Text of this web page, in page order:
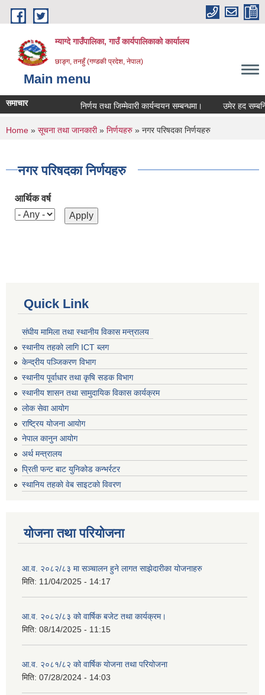
Skip to main content
म्याग्दे गाउँपालिका, गाउँ कार्यपालिकाको कार्यालय
छाङ्ग, तनहुँ (गण्डकी प्रदेश, नेपाल)
Main menu
समाचार निर्णय तथा जिम्मेवारी कार्यन्वयन सम्बन्धमा। उमेर हद सम्बन्धि
You are here
Home » सूचना तथा जानकारी» निर्णयहरु » नगर परिषदका निर्णयहरु
नगर परिषदका निर्णयहरु
आर्थिक वर्ष
Quick Link
संघीय मामिला तथा स्थानीय विकास मन्त्रालय
स्थानीय तहको लागि ICT ब्लग
केन्द्रीय पञ्जिकरण विभाग
स्थानीय पूर्वाधार तथा कृषि सडक विभाग
स्थानीय शासन तथा सामुदायिक विकास कार्यक्रम
लोक सेवा आयोग
राष्ट्रिय योजना आयोग
नेपाल कानुन आयोग
अर्थ मन्त्रालय
प्रिती फन्ट बाट युनिकोड कन्भर्रटर
स्थानिय तहकाे वेब साइटकाे विवरण
योजना तथा परियोजना
आ.व. २०८२/८३ मा सञ्चालन हुने लागत साझेदारीका योजनाहरु
मिति: 11/04/2025 - 14:17
आ.व. २०८२/८३ को वार्षिक बजेट तथा कार्यक्रम।
मिति: 08/14/2025 - 11:15
आ.व. २०८१/८२ को वार्षिक योजना तथा परियोजना
मिति: 07/28/2024 - 14:03